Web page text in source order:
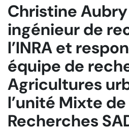
Christine
ingénieur de
l’INRA et
équipe de
Agricultures
l’unité Mixte de
Recherches